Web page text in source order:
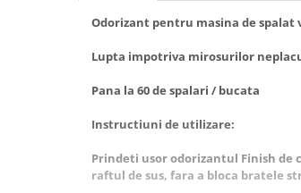
Servetele Umede Multisuprfete
Odorizant pentru masina de spalat
Lupta impotriva mirosurilor
Pana la 60 de spalari / bucata
Instructiuni de utilizare:
Prindeti usor odorizantul Finish de
raftul de sus, fara a bloca bratele